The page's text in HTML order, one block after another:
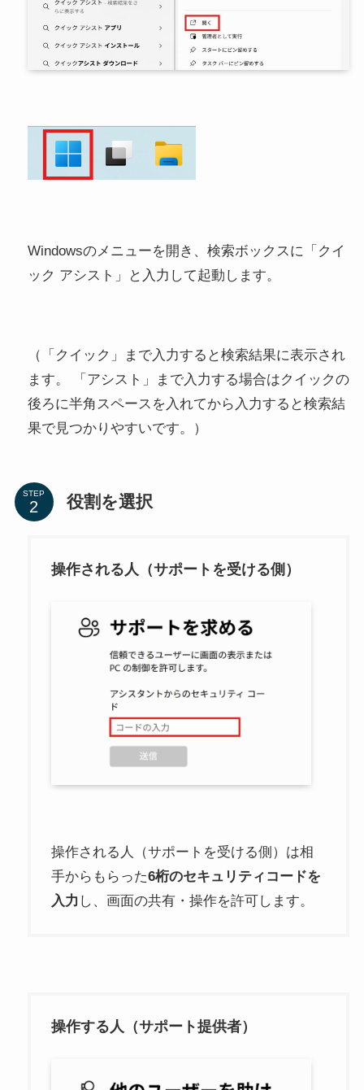
Windowsのメニューを開き、検索ボックスに「クイ
ック アシスト」と入力して起動します。
（「クイック」まで入力すると検索結果に表示され
ます。 「アシスト」まで入力する場合はクイックの
後ろに半角スペースを入れてから入力すると検索結
果で見つかりやすいです。）
STEP 役割を選択
操作される人（サポートを受ける側）
操作される人（サポートを受ける側）は相
手からもらった6桁のセキュリティコードを
入力 し、画面の共有・操作を許可します。
操作する人（サポート提供者）